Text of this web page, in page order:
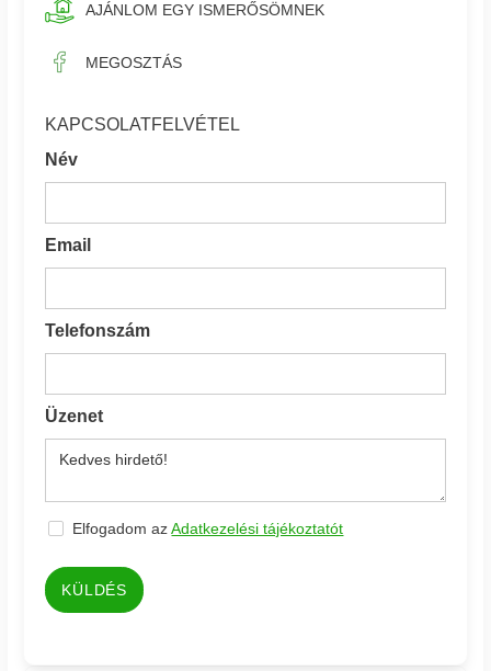
AJÁNLOM EGY ISMERŐSÖMNEK
MEGOSZTÁS
KAPCSOLATFELVÉTEL
Név
Email
Telefonszám
Üzenet
Elfogadom azAdatkezelési tájékoztatót
KÜLDÉS